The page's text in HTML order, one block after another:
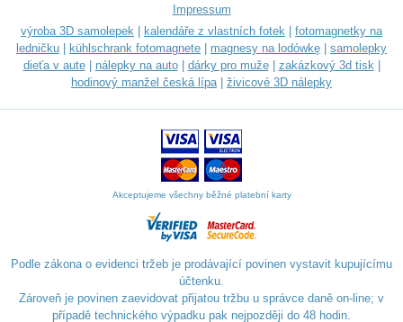
Impressum
výroba 3D samolepek
kalendáře z vlastních fotek
fotomagnetky na
ledničku
kühlschrank fotomagnete magnesy na lodówkę
samolepky
dieťa v aute| nálepky na auto| dárky pro muže| zakázkový 3d tisk|
hodinový manžel česká lípa| živicové 3D nálepky
Akceptujeme všechny běžné platební karty
Podle zákona o evidenci tržeb je prodávající povinen vystavit kupujícímu
účtenku.
Zároveň je povinen zaevidovat přijatou tržbu u správce daně on-line; v
případě technického výpadku pak nejpozději do 48 hodin.